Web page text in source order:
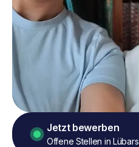
Jetzt bewerben
Offene Stellen in Lübars